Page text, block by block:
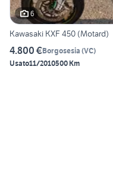
6
Kawasaki KXF 450 (Motard)
4.800 €Borgosesia (VC)
Usato11/2010500 Km